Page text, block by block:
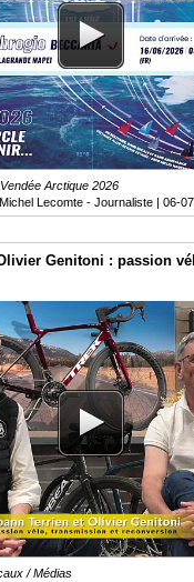
Arctique 2026
Michel Lecomte - Journaliste | 06-
Genitoni : passion
/ Médias